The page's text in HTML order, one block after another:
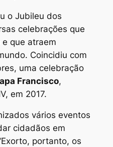
o Jubileu dos
celebrações que
que atraem
Coincidiu com
uma celebração
Francisco,
em 2017.
vários eventos
cidadãos em
portanto, os